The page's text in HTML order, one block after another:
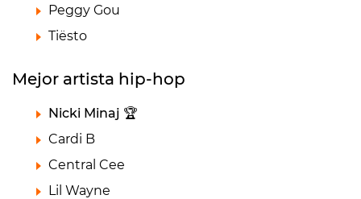
Peggy Gou
Tiësto
Mejor artista hip-hop
Nicki Minaj 🏆
Cardi B
Central Cee
Lil Wayne